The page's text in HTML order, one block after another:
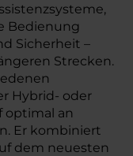
Bedienung
Sicherheit –
Strecken.
Hybrid- oder
optimal an
Er kombiniert
dem neuesten